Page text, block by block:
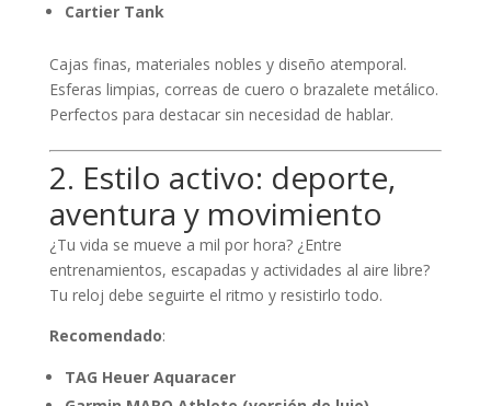
Cartier Tank
Cajas finas, materiales nobles y diseño atemporal.
Esferas limpias, correas de cuero o brazalete metálico.
Perfectos para destacar sin necesidad de hablar.
2. Estilo activo: deporte,
aventura y movimiento
¿Tu vida se mueve a mil por hora? ¿Entre
entrenamientos, escapadas y actividades al aire libre?
Tu reloj debe seguirte el ritmo y resistirlo todo.
Recomendado:
TAG Heuer Aquaracer